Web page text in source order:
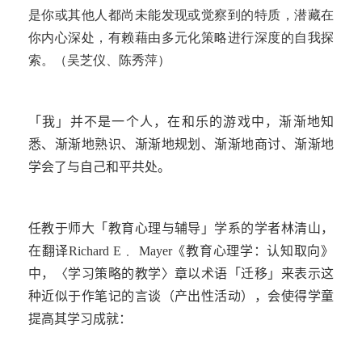
是你或其他人都尚未能发现或觉察到的特质，潜藏在
你内心深处，有赖藉由多元化策略进行深度的自我探
索。（吴芝仪、陈秀萍）
「我」并不是一个人，在和乐的游戏中，渐渐地知
悉、渐渐地熟识、渐渐地规划、渐渐地商讨、渐渐地
学会了与自己和平共处。
任教于师大「教育心理与辅导」学系的学者林清山，
在翻译Richard E Mayer《教育心理学：认知取向》
中，〈学习策略的教学〉章以术语「迁移」来表示这
种近似于作笔记的言谈（产出性活动），会使得学童
提高其学习成就：